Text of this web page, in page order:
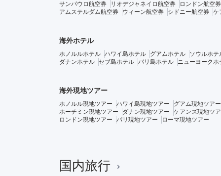
サンパウロ航空券
リオデジャネイロ航空券
ロンドン航空券
アムステルダム航空券
ウィーン航空券 シドニー航空券 ケ
海外ホテル
ホノルルホテル ハワイ島ホテル グアムホテル
ソウルホテ
ダナンホテル セブ島ホテル バリ島ホテル ニューヨークホ
海外現地ツアー
ホノルル現地ツアー ハワイ島現地ツアー
グアム現地ツアー
ホーチミン現地ツアー
ダナン現地ツアー
ケアンズ現地ツ
ロンドン現地ツアー
パリ現地ツアー ローマ現地ツアー
国内旅行